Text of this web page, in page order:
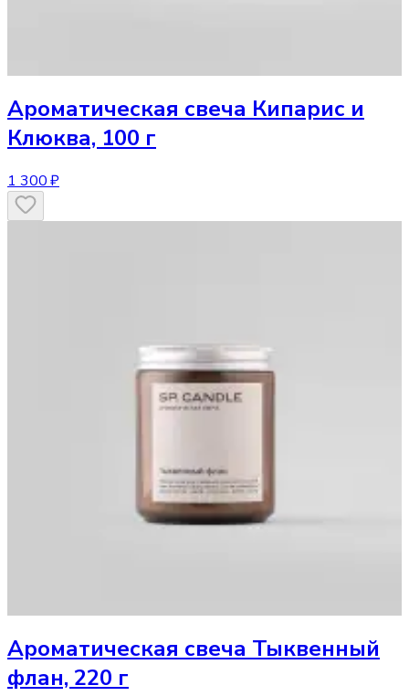
Ароматическая свеча Кипарис и
Клюква, 100 г
1 300 ₽
Ароматическая свеча Тыквенный
флан, 220 г